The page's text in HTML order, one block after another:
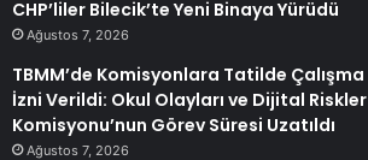
CHP’liler Bilecik’te Yeni Binaya Yürüdü
Ağustos 7, 2026
TBMM’de Komisyonlara Tatilde Çalışma
İzni Verildi: Okul Olayları ve Dijital Riskler
Komisyonu’nun Görev Süresi Uzatıldı
Ağustos 7, 2026